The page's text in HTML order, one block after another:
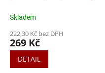
Skladem
222,30 Kč bez DPH
269 Kč
DETAIL